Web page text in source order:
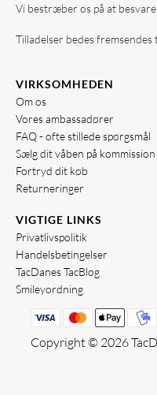
Vi bestræber os på at
Tilladelser bedes fremsendes
VIRKSOMHEDEN
Om os
Vores ambassadører
FAQ - ofte stillede spørgsmål
Sælg dit våben på kommission
Fortryd dit køb
Returneringer
VIGTIGE LINKS
Privatlivspolitik
Handelsbetingelser
TacDanes TacBlog
Smileyordning
Copyright © 2026